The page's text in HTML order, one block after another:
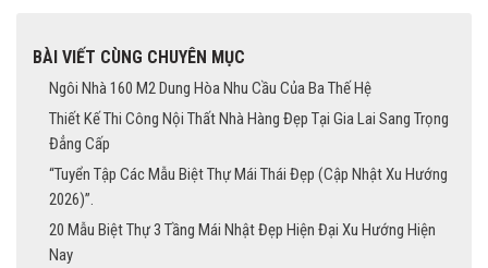
BÀI VIẾT CÙNG CHUYÊN MỤC
Ngôi Nhà 160 M2 Dung Hòa Nhu Cầu Của Ba Thế Hệ
Thiết Kế Thi Công Nội Thất Nhà Hàng Đẹp Tại Gia Lai Sang Trọng
Đẳng Cấp
“Tuyển Tập Các Mẫu Biệt Thự Mái Thái Đẹp (Cập Nhật Xu Hướng
2026)”.
20 Mẫu Biệt Thự 3 Tầng Mái Nhật Đẹp Hiện Đại Xu Hướng Hiện
Nay